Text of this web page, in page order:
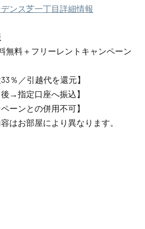
ンス芝一丁目詳細情報
無料＋ フリーレント キャンペーン
％／引越代を還元】
→指定口座へ振込】
ーンとの併用不可】
はお部屋により異なります。